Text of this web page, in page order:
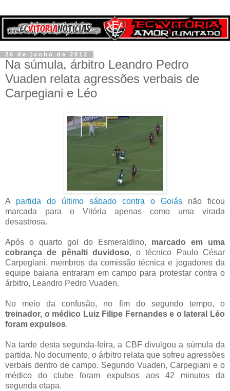
26 de junho de 2012
Na súmula, árbitro Leandro Pedro
Vuaden relata agressões verbais de
Carpegiani e Léo
A partida do último sábado contra o Goiás não ficou
marcada para o Vitória apenas como uma virada
desastrosa.
Após o quarto gol do Esmeraldino, marcado em uma
cobrança de pênalti duvidoso, o técnico Paulo César
Carpegiani, membros da comissão técnica e jogadores da
equipe baiana entraram em campo para protestar contra o
árbitro, Leandro Pedro Vuaden.
No meio da confusão, no fim do segundo tempo, o
treinador, o médico Luiz Filipe Fernandes e o lateral Léo
foram expulsos.
Na tarde desta segunda-feira, a CBF divulgou a súmula da
partida. No documento, o árbitro relata que sofreu agressões
verbais dentro de campo. Segundo Vuaden, Carpegiani e o
médico do clube foram expulsos aos 42 minutos da
segunda etapa.